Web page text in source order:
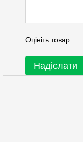
Оцініть товар
Надіслати